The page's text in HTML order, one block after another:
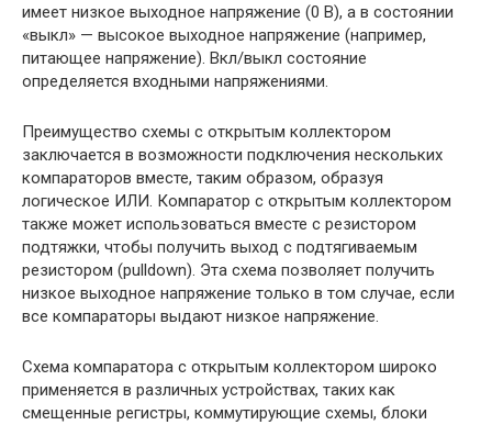
имеет низкое выходное напряжение (0 В), а в состоянии
«выкл» — высокое выходное напряжение (например,
питающее напряжение). Вкл/выкл состояние
определяется входными напряжениями.
Преимущество схемы с открытым коллектором
заключается в возможности подключения нескольких
компараторов вместе, таким образом, образуя
логическое ИЛИ. Компаратор с открытым коллектором
также может использоваться вместе с резистором
подтяжки, чтобы получить выход с подтягиваемым
резистором (pulldown). Эта схема позволяет получить
низкое выходное напряжение только в том случае, если
все компараторы выдают низкое напряжение.
Схема компаратора с открытым коллектором широко
применяется в различных устройствах, таких как
смещенные регистры, коммутирующие схемы, блоки